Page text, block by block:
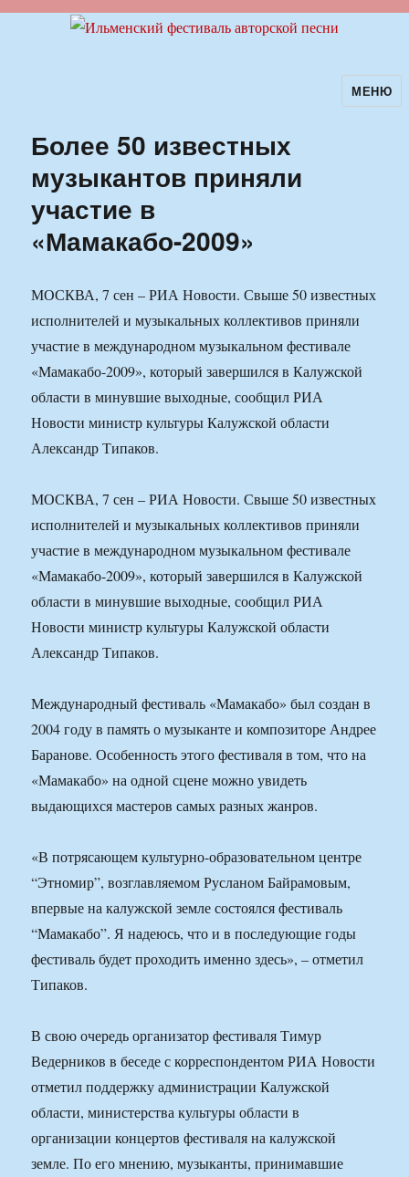
Ильменский фестиваль авторскойМЕНЮ
Более 50 известных
музыкантов приняли
участие в
«Мамакабо-2009»
МОСКВА, 7 сен – РИА Новости. Свыше 50 известных
исполнителей и музыкальных коллективов приняли
участие в международном музыкальном фестивале
«Мамакабо-2009», который завершился в Калужской
области в минувшие выходные, сообщил РИА
Новости министр культуры Калужской области
Александр Типаков.
МОСКВА, 7 сен – РИА Новости. Свыше 50 известных
исполнителей и музыкальных коллективов приняли
участие в международном музыкальном фестивале
«Мамакабо-2009», который завершился в Калужской
области в минувшие выходные, сообщил РИА
Новости министр культуры Калужской области
Александр Типаков.
Международный фестиваль «Мамакабо» был создан в
2004 году в память о музыканте и композиторе Андрее
Баранове. Особенность этого фестиваля в том, что на
«Мамакабо» на одной сцене можно увидеть
выдающихся мастеров самых разных жанров.
«В потрясающем культурно-образовательном центре
“Этномир”, возглавляемом Русланом Байрамовым,
впервые на калужской земле состоялся фестиваль
“Мамакабо”. Я надеюсь, что и в последующие годы
фестиваль будет проходить именно здесь», – отметил
Типаков.
В свою очередь организатор фестиваля Тимур
Ведерников в беседе с корреспондентом РИА Новости
отметил поддержку администрации Калужской
области, министерства культуры области в
организации концертов фестиваля на калужской
земле. По его мнению, музыканты, принимавшие